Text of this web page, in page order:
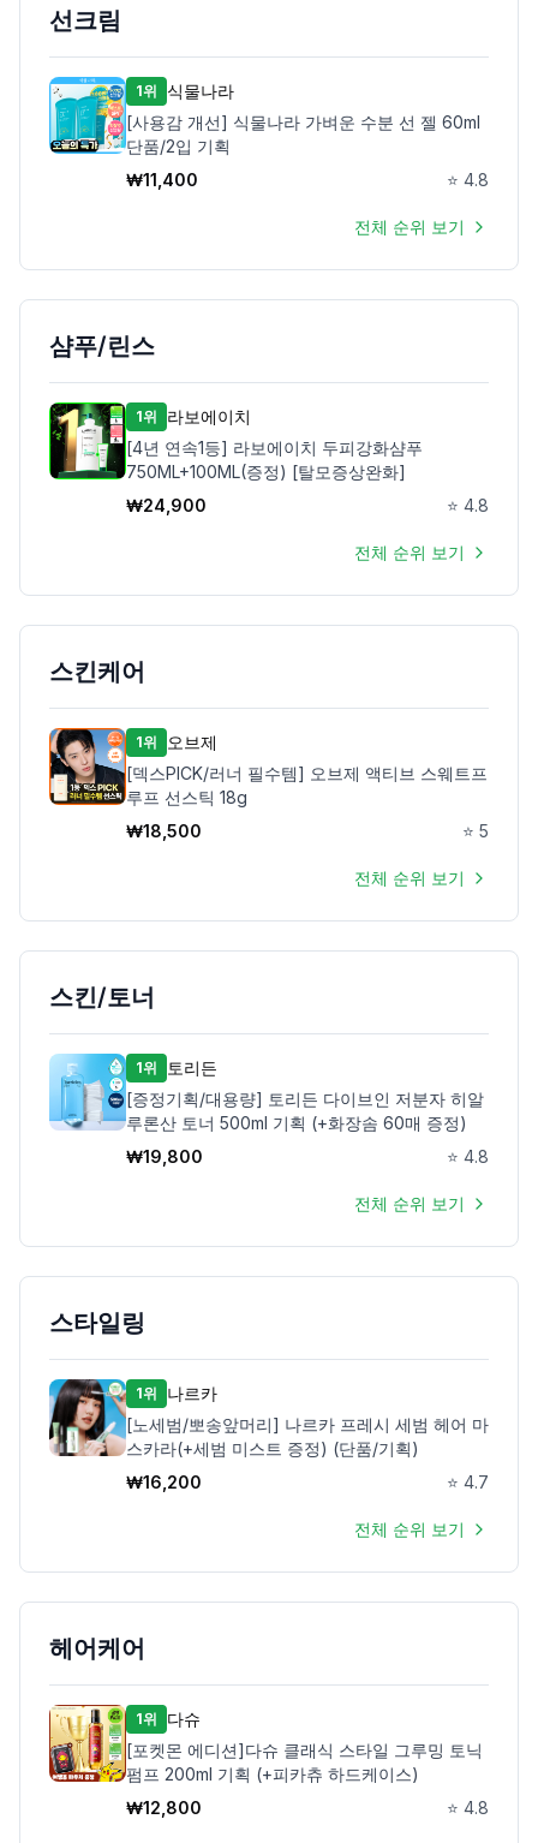
선크림
1위
식물나라
[사용감 개선] 식물나라 가벼운 수분 선 젤 60ml
단품/2입 기획
₩11,400 ⭐ 4.8
전체 순위 보기
샴푸/린스
1위
라보에이치
[4년 연속1등] 라보에이치 두피강화샴푸
750ML+100ML(증정) [탈모증상완화]
₩24,900 ⭐ 4.8
전체 순위 보기
스킨케어
1위
오브제
[덱스PICK/러너 필수템] 오브제 액티브 스웨트프
루프 선스틱 18g
₩18,500 ⭐ 5
전체 순위 보기
스킨/토너
1위
토리든
[증정기획/대용량] 토리든 다이브인 저분자 히알
루론산 토너 500ml 기획 (+화장솜 60매 증정)
₩19,800 ⭐ 4.8
전체 순위 보기
스타일링
1위
나르카
[노세범/뽀송앞머리] 나르카 프레시 세범 헤어 마
스카라(+세범 미스트 증정) (단품/기획)
₩16,200 ⭐ 4.7
전체 순위 보기
헤어케어
1위
다슈
[포켓몬 에디션]다슈 클래식 스타일 그루밍 토닉
펌프 200ml 기획 (+피카츄 하드케이스)
₩12,800 ⭐ 4.8